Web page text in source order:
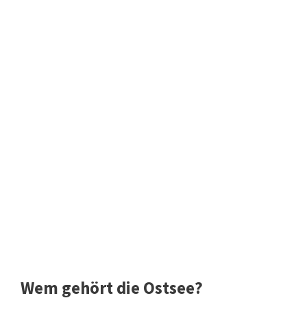
Wem gehört die Ostsee?